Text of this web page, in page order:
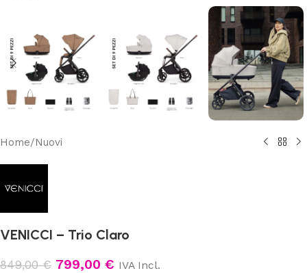
Home/Nuovi
VENICCI – Trio Claro
849,00€ 799,00 € IVA Incl.